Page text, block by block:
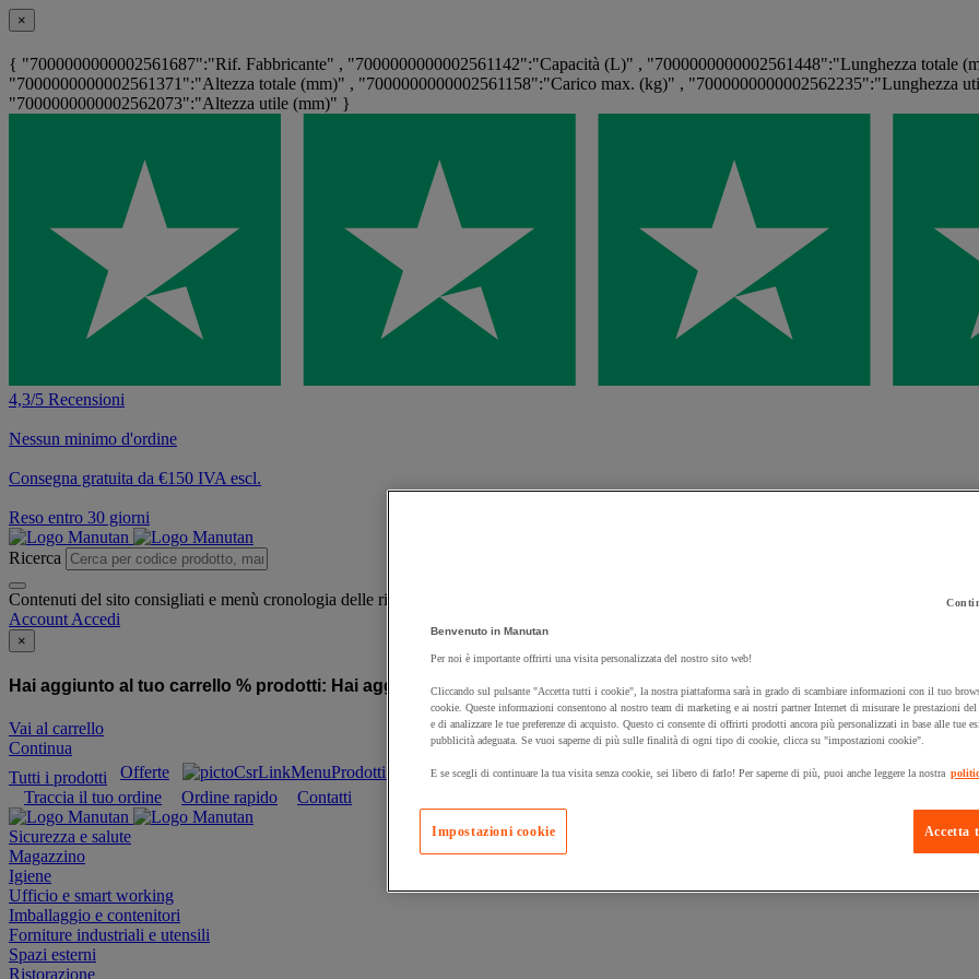
×
{ "7000000000002561687":"Rif. Fabbricante" , "7000000000002561142":"Capacità (L)" , "7000000000002561448":"Lunghezza totale
"7000000000002561371":"Altezza totale (mm)" , "7000000000002561158":"Carico max. (kg)" , "7000000000002562235":"Lunghezza
"7000000000002562073":"Altezza utile (mm)" }
4,3/5 Recensioni
Nessun minimo d'ordine
Consegna gratuita da €150 IVA escl.
Reso entro 30 giorni
Ricerca
Contenuti del sito consigliati e menù cronologia delle ricerche
Account Accedi
×
Hai aggiunto al tuo carrello % prodotti: Hai aggiunto al tuo carrello un prodotto:
Vai al carrello
Continua
Tutti i prodotti
Offerte Prodotti sostenibili Manutan Expert
Prodotti in pronta
Traccia il tuo ordine
Ordine rapido Contatti
Sicurezza e salute
Magazzino
Igiene
Ufficio e smart working
Imballaggio e contenitori
Forniture industriali e utensili
Spazi esterni
Ristorazione
Benvenuto in Manutan
Per noi è importante offrirti una visita personalizzata del nostro sito web!
Cliccando sul pulsante "Accetta tutti i cookie", la nostra piattaforma sarà in grado di scambiare informazioni con il tuo
cookie. Queste informazioni consentono al nostro team di marketing e ai nostri partner Internet di misurare le prestazioni
e di analizzare le tue preferenze di acquisto. Questo ci consente di offrirti prodotti ancora più personalizzati in base alle tue
pubblicità adeguata. Se vuoi saperne di più sulle finalità di ogni tipo di cookie, clicca su "impostazioni cookie".
E se scegli di continuare la tua visita senza cookie, sei libero di farlo! Per saperne di più, puoi anche leggere la nostra
Accetta
Impostazioni cookie